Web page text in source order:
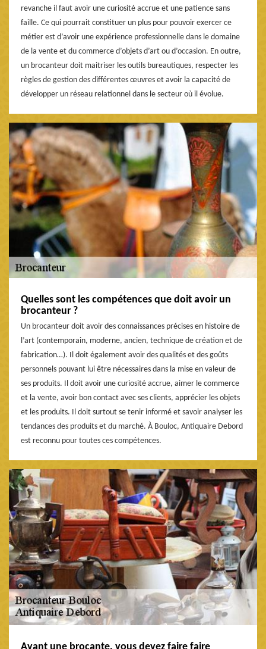
revanche il faut avoir une curiosité accrue et une patience sans
faille. Ce qui pourrait constituer un plus pour pouvoir exercer ce
métier est d’avoir une expérience professionnelle dans le domaine
de la vente et du commerce d’objets d’art ou d’occasion. En outre,
un brocanteur doit maitriser les outils bureautiques, respecter les
règles de gestion des différentes œuvres et avoir la capacité de
développer un réseau relationnel dans le secteur où il évolue.
Quelles sont les compétences que doit avoir un
brocanteur ?
Un brocanteur doit avoir des connaissances précises en histoire de
l’art (contemporain, moderne, ancien, technique de création et de
fabrication…). Il doit également avoir des qualités et des goûts
personnels pouvant lui être nécessaires dans la mise en valeur de
ses produits. Il doit avoir une curiosité accrue, aimer le commerce
et la vente, avoir bon contact avec ses clients, apprécier les objets
et les produits. Il doit surtout se tenir informé et savoir analyser les
tendances des produits et du marché. À Bouloc, Antiquaire Debord
est reconnu pour toutes ces compétences.